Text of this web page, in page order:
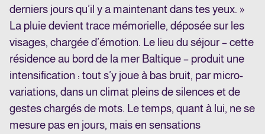
derniers jours qu’il y a maintenant dans tes yeux. »
La pluie devient trace mémorielle, déposée sur les
visages, chargée d’émotion. Le lieu du séjour – cette
résidence au bord de la mer Baltique – produit une
intensification : tout s’y joue à bas bruit, par micro-
variations, dans un climat pleins de silences et de
gestes chargés de mots. Le temps, quant à lui, ne se
mesure pas en jours, mais en sensations